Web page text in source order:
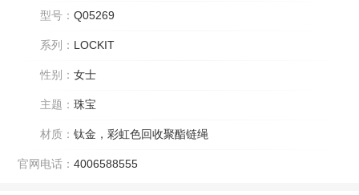
型号： Q05269
系列： LOCKIT
性别： 女士
主题： 珠宝
材质： 钛金，彩虹色回收聚酯链绳
官网电话： 4006588555